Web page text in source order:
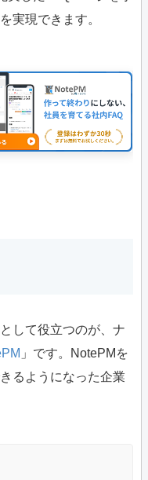
実現できます。
して役立つのが、ナ
」です。NotePMを
るようになった企業